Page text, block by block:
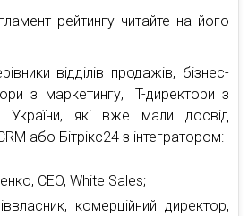
рейтингу читайте на його
відділів продажів, бізнес-
з маркетингу, IT-директори з
України, які вже мали досвід
або Бітрікс24 з інтегратором:
CEO, White Sales;
комерційний директор,